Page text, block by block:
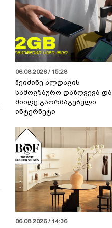
06.08.2026 / 15:28
შეიძინე ალდაგის
სამოგზაურო დაზღვევა და
მიიღე გაორმაგებული
ინტერნეტი
06.08.2026 / 14:36